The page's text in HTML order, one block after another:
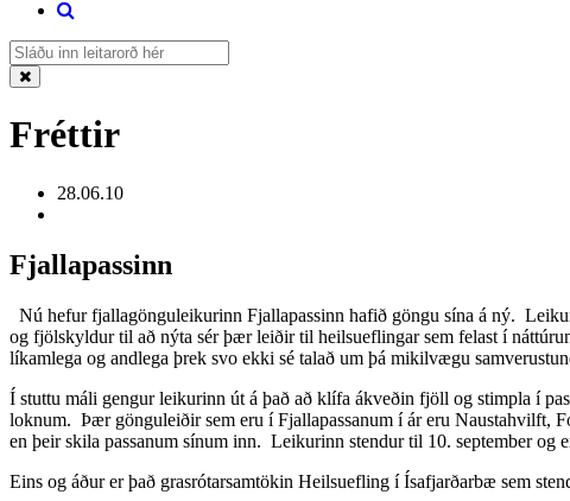
Fréttir
28.06.10
Fjallapassinn
Nú hefur fjallagönguleikurinn Fjallapassinn hafið göngu sína á ný.
og fjölskyldur til að nýta sér þær leiðir til heilsueflingar sem felast í
líkamlega og andlega þrek svo ekki sé talað um þá mikilvægu
Í stuttu máli gengur leikurinn út á það að klífa ákveðin fjöll og stimpla í
loknum. Þær gönguleiðir sem eru í Fjallapassanum í ár eru Naustahvilft,
en þeir skila passanum sínum inn. Leikurinn stendur til 10. september og
Eins og áður er það grasrótarsamtökin Heilsuefling í Ísafjarðarbæ sem